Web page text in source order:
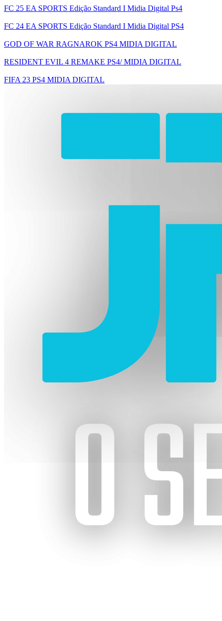
FC 25 EA SPORTS Edição Standard I Midia Digital Ps4
FC 24 EA SPORTS Edição Standard I Midia Digital PS4
GOD OF WAR RAGNAROK PS4 MIDIA DIGITAL
RESIDENT EVIL 4 REMAKE PS4/ MIDIA DIGITAL
FIFA 23 PS4 MIDIA DIGITAL